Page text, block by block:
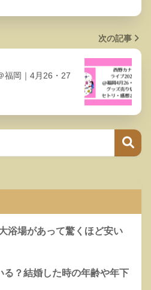
次の記事
福岡｜4月26・27
浴場があって驚くほど安い
？結婚した時の年齢や年下